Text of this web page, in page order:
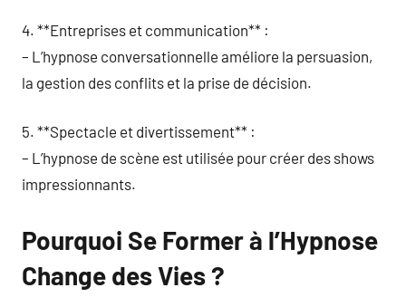
4. **Entreprises et communication** :
– L’hypnose conversationnelle améliore la persuasion,
la gestion des conflits et la prise de décision.
5. **Spectacle et divertissement** :
– L’hypnose de scène est utilisée pour créer des shows
impressionnants.
Pourquoi Se Former à l’Hypnose
Change des Vies ?